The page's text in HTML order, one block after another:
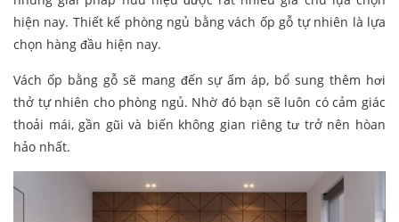
hiện nay. Thiết kế phòng ngủ bằng vách ốp gỗ tự nhiên là lựa
chọn hàng đầu hiện nay.
Vách ốp bằng gỗ sẽ mang đến sự ấm áp, bổ sung thêm hơi
thở tự nhiên cho phòng ngủ. Nhờ đó bạn sẽ luôn có cảm giác
thoải mái, gần gũi và biến không gian riêng tư trở nên hòan
hảo nhất.